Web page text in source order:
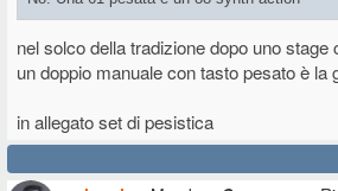
nel solco della tradizione dopo uno stage
un doppio manuale con tasto pesato è la
in allegato set di pesistica